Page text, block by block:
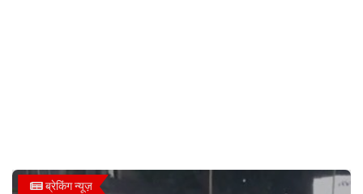
ब्रेकिंग न्यूज़